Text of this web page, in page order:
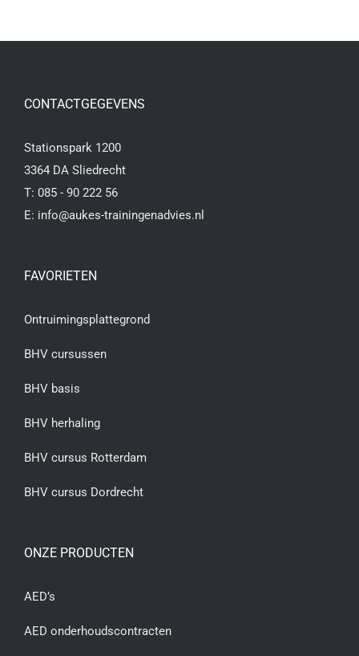
CONTACTGEGEVENS
Stationspark 1200
3364 DA Sliedrecht
T: 085 - 90 222 56
E: info@aukes-trainingenadvies.nl
FAVORIETEN
Ontruimingsplattegrond
BHV cursussen
BHV basis
BHV herhaling
BHV cursus Rotterdam
BHV cursus Dordrecht
ONZE PRODUCTEN
AED’s
AED onderhoudscontracten